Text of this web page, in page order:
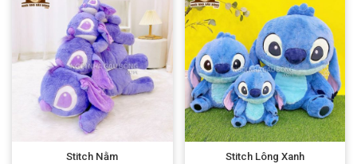
Stitch Nằm
Stitch Lông Xanh